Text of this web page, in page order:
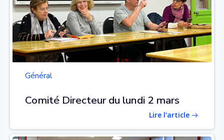
Général
Comité Directeur du lundi 2 mars
Lire l'article